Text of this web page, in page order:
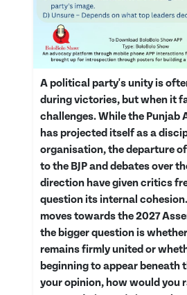
A political party's unity is
during victories, but when it
challenges. While the Punjab
has projected itself as a
organisation, the departure
to the BJP and debates over
direction have given critics
question its internal
moves towards the 2027
the bigger question is
remains firmly united or
beginning to appear beneath
your opinion, how would you